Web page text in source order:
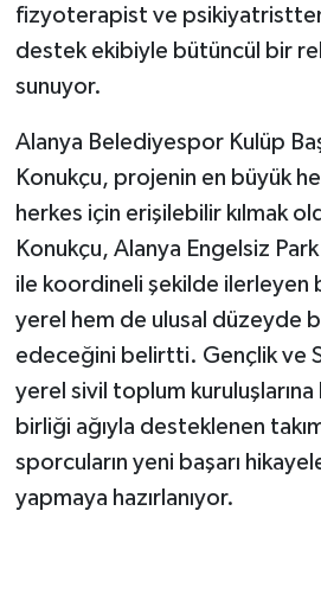
fizyoterapist ve
destek ekibiyle bütüncül bir
sunuyor.
Alanya Belediyespor Kulüp
Konukçu, projenin en büyük
herkes için erişilebilir kılmak
Konukçu, Alanya Engelsiz
ile koordineli şekilde ilerleyen
yerel hem de ulusal düzeyde
edeceğini belirtti. Gençlik ve
yerel sivil toplum
birliği ağıyla desteklenen
sporcuların yeni başarı
yapmaya hazırlanıyor.